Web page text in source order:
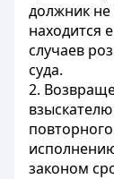
должник не
находится
случаев
суда.
2.
законом